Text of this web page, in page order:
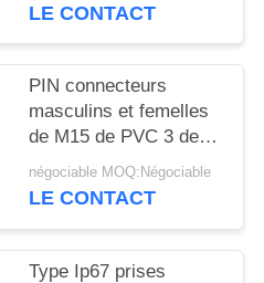
LE CONTACT
PIN connecteurs
masculins et femelles
de M15 de PVC 3 de
basse tension
négociable MOQ:Négociable
LE CONTACT
Type Ip67 prises